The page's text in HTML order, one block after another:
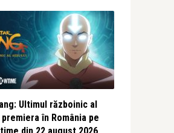
Ultimul războinic al
în România pe